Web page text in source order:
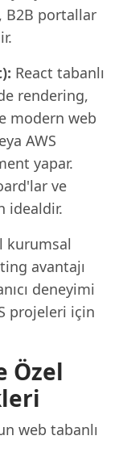
B2B portallar
React tabanlı
rendering,
modern web
AWS
yapar.
ve
idealdir.
kurumsal
avantajı
deneyimi
projeleri için
Özel
web tabanlı